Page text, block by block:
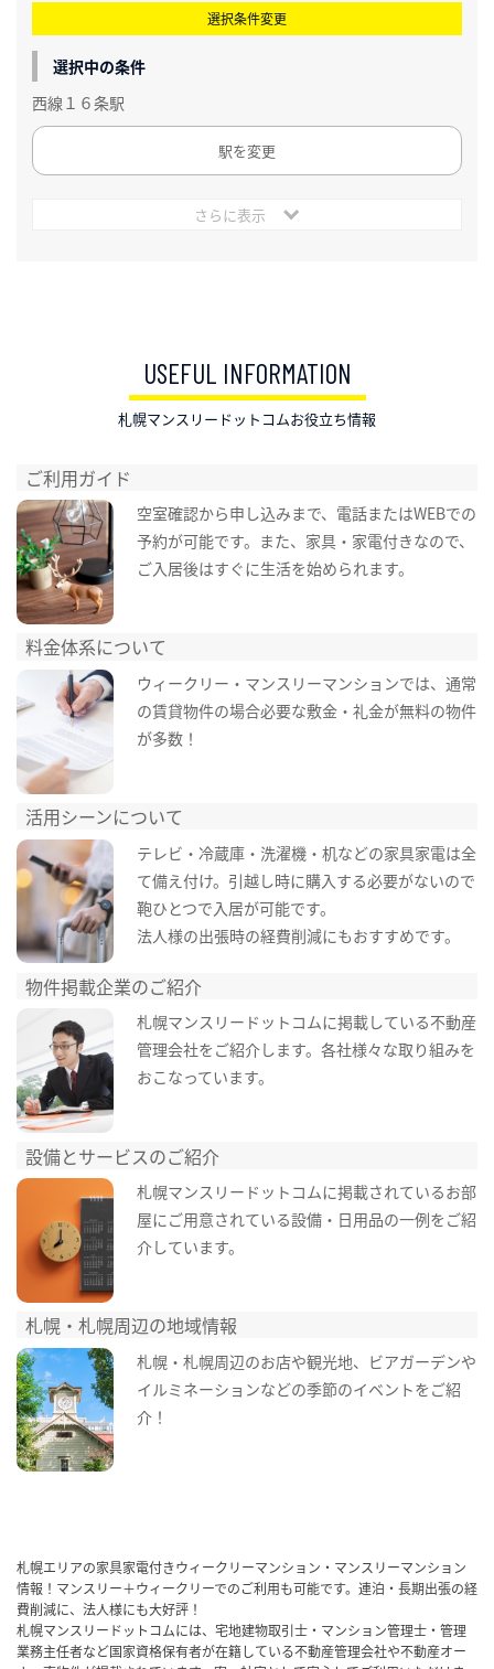
選択条件変更
選択中の条件
西線１６条駅
駅を変更
さらに表示
USEFUL INFORMATION
札幌マンスリードットコムお役立ち情報
ご利用ガイド
空室確認から申し込みまで、電話またはWEBでの
予約が可能です。また、家具・家電付きなので、
ご入居後はすぐに生活を始められます。
料金体系について
ウィークリー・マンスリーマンションでは、通常
の賃貸物件の場合必要な敷金・礼金が無料の物件
が多数！
活用シーンについて
テレビ・冷蔵庫・洗濯機・机などの家具家電は全
て備え付け。引越し時に購入する必要がないので
鞄ひとつで入居が可能です。
法人様の出張時の経費削減にもおすすめです。
物件掲載企業のご紹介
札幌マンスリードットコムに掲載している不動産
管理会社をご紹介します。各社様々な取り組みを
おこなっています。
設備とサービスのご紹介
札幌マンスリードットコムに掲載されているお部
屋にご用意されている設備・日用品の一例をご紹
介しています。
札幌・札幌周辺の地域情報
札幌・札幌周辺のお店や観光地、ビアガーデンや
イルミネーションなどの季節のイベントをご紹
介！
札幌エリアの家具家電付きウィークリーマンション・マンスリーマンション
情報！マンスリー＋ウィークリーでのご利用も可能です。連泊・長期出張の経
費削減に、法人様にも大好評！
札幌マンスリードットコムには、宅地建物取引士・マンション管理士・管理
業務主任者など国家資格保有者が在籍している不動産管理会社や不動産オー